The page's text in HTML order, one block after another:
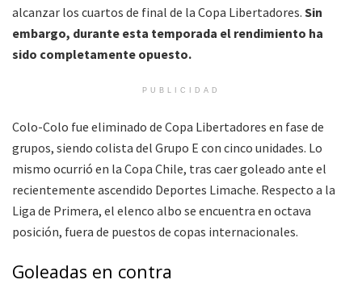
alcanzar los cuartos de final de la Copa Libertadores. Sin
embargo, durante esta temporada el rendimiento ha
sido completamente opuesto.
PUBLICIDAD
Colo-Colo fue eliminado de Copa Libertadores en fase de
grupos, siendo colista del Grupo E con cinco unidades. Lo
mismo ocurrió en la Copa Chile, tras caer goleado ante el
recientemente ascendido Deportes Limache. Respecto a la
Liga de Primera, el elenco albo se encuentra en octava
posición, fuera de puestos de copas internacionales.
Goleadas en contra